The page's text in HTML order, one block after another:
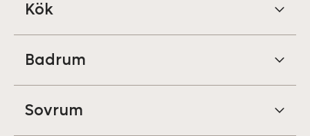
Kök
Badrum
Sovrum